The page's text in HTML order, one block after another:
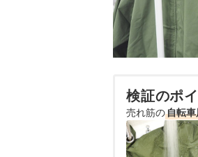
検証のポ
売れ筋の自転